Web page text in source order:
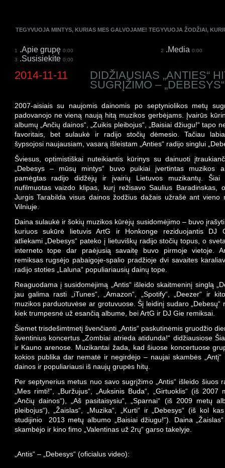
TEGYVUOJA MINTYS, KURIAS MES GALVOJAME! TEGYVUOJA ŽODŽIAI,
1 .Apie grupę 0:00 2 .Media 0:00
3 .Susisiekite 0:00
2014-11-11 DIDŽIAUSIAS „ANTIES“
SUGRĮŽIMO – „DEBESYS“
2007-aisiais su naujomis dainomis po septyniolikos metų
padovanojo ne vieną naują hitą muzikos gerbėjams. Įvairūs
albumų „Ančių dainos“, „Zuikis pleibojus“, „Baisiai džiugu!“ tapo
favoritais, bet sulaukė ir radijo stočių dėmesio. Tačiau
šypsojosi naujausiam, vasarą išleistam „Anties“ radijo singlui
Šviesus, optimistiškai nuteikiantis kūrinys su dainuoti
„Debesys – mūsų mintys“ buvo puikiai įvertintas muzikos
pamėgtas radijo didžėjų ir įvairių Lietuvos muzikantų. Šiai
nufilmuotas vaizdo klipas, kurį režisavo Saulius Baradinskas,
Jurgis Tarabilda visus dainos žodžius dažais užrašė ant vieno
Vilniuje.
Daina sulaukė ir šokių muzikos kūrėjų susidomėjimo – buvo
kuriuos sukūrė lietuvis ArtG ir Honkonge reziduojantis DJ
atliekami „Debesys“ pateko į lietuviškų radijo stočių topus, o
interneto tope dar praėjusią savaitę buvo pirmoje vietoje.
remiksas rugsėjo pabaigoje-spalio pradžioje dvi savaites
radijo stoties „Laluna“ populiariausių dainų tope.
Reaguodama į susidomėjimą „Antis“ išleido skaitmeninį singlą
jau galima rasti „iTunes“, „Amazon“, „Spotify“, „Deezer“ ir
muzikos parduotuvėse ar grotuvuose. Šį leidinį sudaro „Debesų“
kiek trumpesnė už esančią albume, bei ArtG ir DJ Gie remiksai.
Šiemet trisdešimtmetį švenčianti „Antis“ paskutinėmis gruodžio
šventinius koncertus „Zombiai atrieda atidunda!“ didžiausiose
ir Kauno arenose. Muzikantai žada, kad šiuose koncertuose
kokios publika dar nematė ir negirdėjo – naujai skambės „Antį“
dainos ir populiariausi iš naujų grupės hitų.
Per septynerius metus nuo savo sugrįžimo „Antis“ išleido šiuos
„Mes rimti!“, „Buržujus“, „Auksinis Buda“, „Girtuoklis“ (iš 2007
„Ančių dainos“), „Aš pasitaisysiu“, „Sparnai“ (iš 2009 metų
pleibojus“), „Žaislas“, „Muzika“, „Kurti“ ir „Debesys“ (iš kol
studijinio 2013 metų albumo „Baisiai džiugu!“). Daina
skambėjo ir kino fimo „Valentinas už 2rų“ garso takelyje.
„Antis“ – „Debesys“ (oficialus video):